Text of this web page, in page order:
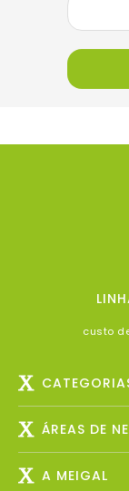
custo
ÁREAS DE
A MEIGAL